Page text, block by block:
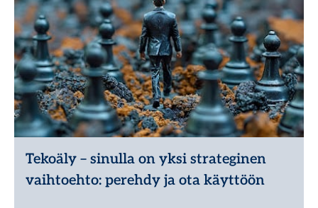
Tekoäly – sinulla on yksi strateginen
vaihtoehto: perehdy ja ota käyttöön